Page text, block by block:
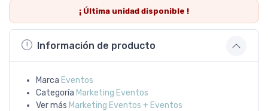
¡ Última unidad disponible !
Información de producto
Marca Eventos
Categoría Marketing Eventos
Ver más Marketing Eventos + Eventos